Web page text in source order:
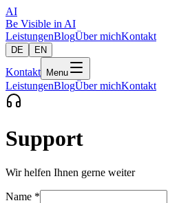
AI
Be Visible in AI
LeistungenBlogÜber michKontakt
DE EN
Kontakt Menu
LeistungenBlogÜber michKontakt
Support
Wir helfen Ihnen gerne weiter
Name *